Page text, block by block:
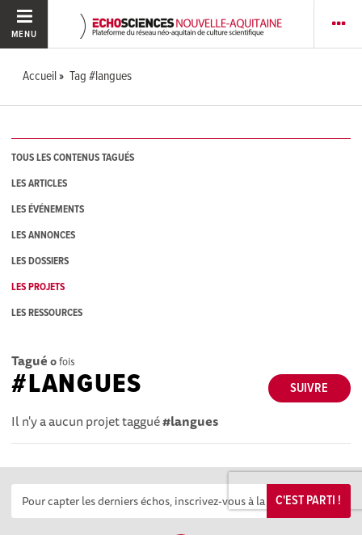
MENU
Accueil Tag #langues
TOUS LES CONTENUS TAGUÉS
LES ARTICLES
LES ÉVÉNEMENTS
LES ANNONCES
LES DOSSIERS
LES PROJETS
LES RESSOURCES
Tagué 0fois
SUIVRE
#LANGUES
Il n'y a aucun projet taggué#langues
C'EST PARTI !